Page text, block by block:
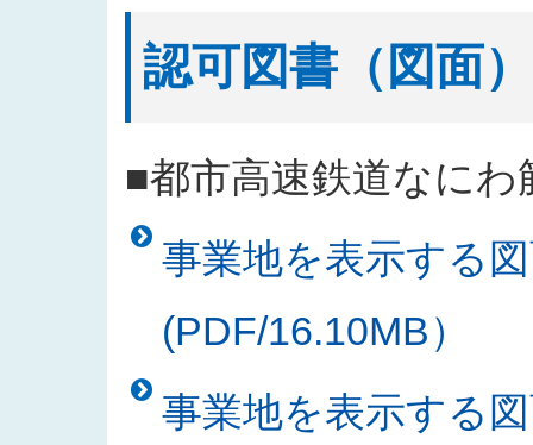
認可図書（図面）
■都市高速鉄道なにわ
事業地を表示する
(PDF/16.10MB）
事業地を表示する